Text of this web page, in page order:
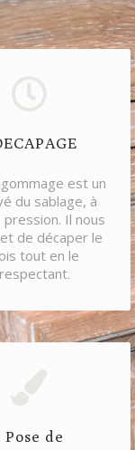
est un
du sablage, à
pression. Il nous
de décaper le
tout en le
respectant.
Pose de